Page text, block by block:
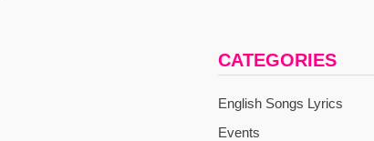
CATEGORIES
English Songs Lyrics
Events